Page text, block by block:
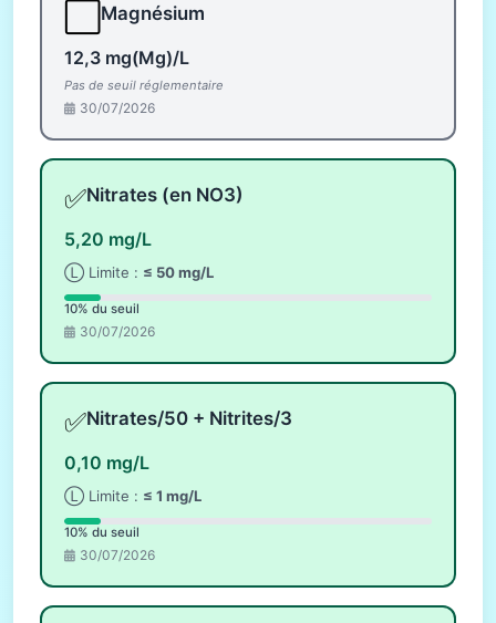
Magnésium
12,3 mg(Mg)/L
Pas de seuil réglementaire
30/07/2026
✅Nitrates (en NO3)
5,20 mg/L
Ⓛ Limite : ≤ 50 mg/L
10% du seuil
30/07/2026
✅Nitrates/50 + Nitrites/3
0,10 mg/L
Ⓛ Limite : ≤ 1 mg/L
10% du seuil
30/07/2026